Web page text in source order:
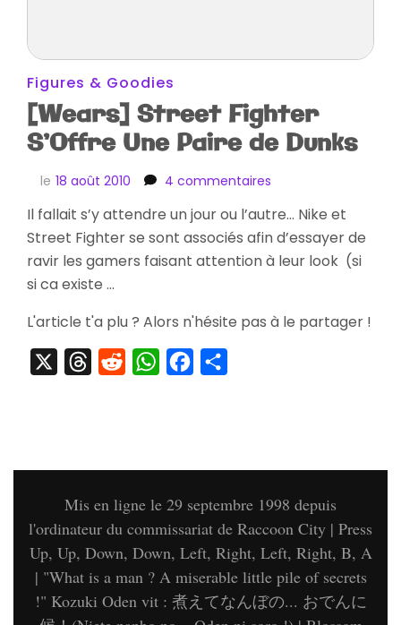
Figures & Goodies
[Wears] Street Fighter
S’Offre Une Paire de Dunks
le 18 août 2010 4 commentaires
Street
Fighter
S’Offre
de
Dunks
Il fallait s’y attendre un jour ou l’autre… Nike et
Street Fighter se sont associés afin d’essayer de
ravir les gamers faisant attention à leur look (si
si ca existe …
L'article t'a plu ? Alors n'hésite pas à le partager !
ThreadsRedditWhatsAppFacebook
Mis en ligne le 29 septembre 1998 depuis
l'ordinateur du commissariat de Raccoon City | Press
Up, Up, Down, Down, Left, Right, Left, Right, B, A
| "What is a man ? A miserable little pile of secrets
!" Kozuki Oden vit : 煮えてなんぼの... おでんに